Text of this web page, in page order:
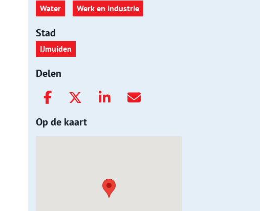
Water Werk en industrie
Stad
IJmuiden
Delen
Op de kaart